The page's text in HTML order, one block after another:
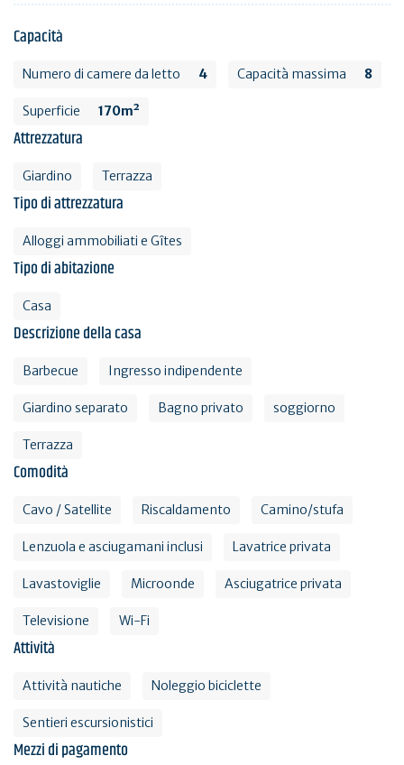
Capacità
Numero di camere da letto 4 Capacità massima 8
Superficie 170m²
Attrezzatura
Giardino Terrazza
Tipo di attrezzatura
Alloggi ammobiliati e Gîtes
Tipo di abitazione
Casa
Descrizione della casa
Barbecue Ingresso indipendente
Giardino separato Bagno privato soggiorno
Terrazza
Comodità
Cavo / Satellite Riscaldamento Camino/stufa
Lenzuola e asciugamani inclusi Lavatrice privata
Lavastoviglie Microonde Asciugatrice privata
Televisione Wi-Fi
Attività
Attività nautiche Noleggio biciclette
Sentieri escursionistici
Mezzi di pagamento